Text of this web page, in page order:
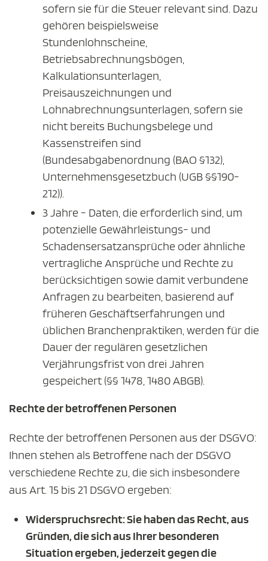
sofern sie für die Steuer relevant sind. Dazu
gehören beispielsweise
Stundenlohnscheine,
Betriebsabrechnungsbögen,
Kalkulationsunterlagen,
Preisauszeichnungen und
Lohnabrechnungsunterlagen, sofern sie
nicht bereits Buchungsbelege und
Kassenstreifen sind
(Bundesabgabenordnung (BAO §132),
Unternehmensgesetzbuch (UGB §§190-
212)).
3 Jahre - Daten, die erforderlich sind, um
potenzielle Gewährleistungs- und
Schadensersatzansprüche oder ähnliche
vertragliche Ansprüche und Rechte zu
berücksichtigen sowie damit verbundene
Anfragen zu bearbeiten, basierend auf
früheren Geschäftserfahrungen und
üblichen Branchenpraktiken, werden für die
Dauer der regulären gesetzlichen
Verjährungsfrist von drei Jahren
gespeichert (§§ 1478, 1480 ABGB).
Rechte der betroffenen Personen
Rechte der betroffenen Personen aus der DSGVO:
Ihnen stehen als Betroffene nach der DSGVO
verschiedene Rechte zu, die sich insbesondere
aus Art. 15 bis 21 DSGVO ergeben:
Widerspruchsrecht: Sie haben das Recht, aus
Gründen, die sich aus Ihrer besonderen
Situation ergeben, jederzeit gegen die